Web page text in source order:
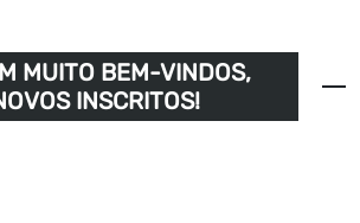
MUITO BEM-VINDOS,
INSCRITOS!